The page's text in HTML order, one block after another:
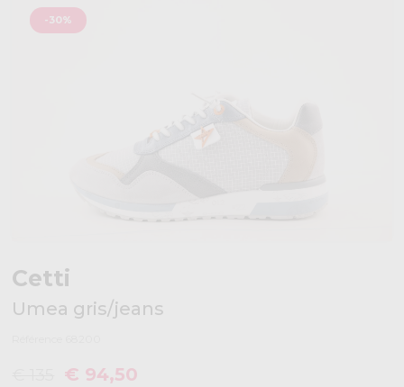
-30%
Cetti
Umea gris/jeans
€ 94,50